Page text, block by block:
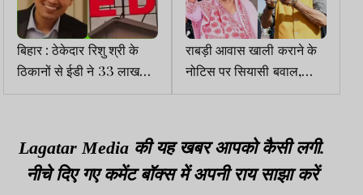
बिहार : ठेकेदार रिशु श्री के
ठिकानों से ईडी ने 33 लाख
नकद और डिजिटल साक्ष्य किए
राबड़ी आवास खाली कराने के
नोटिस पर सियासी बवाल,
गिरिराज बोले-रस्सी जल जाए,
Lagatar Media की यह खबर आपको कैसी लगी.
नीचे दिए गए कमेंट बॉक्स में अपनी राय साझा करें